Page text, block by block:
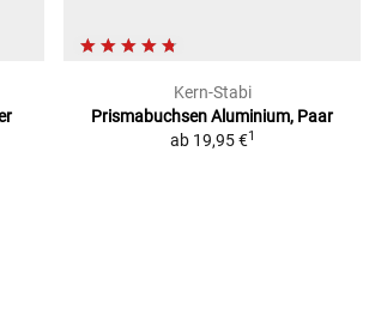
Kern-Stabi
PrismabuchsenAluminium, Paar
ab 19,95 €1